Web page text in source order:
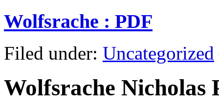
Wolfsrache : PDF
Filed under: Uncategorized
Wolfsrache Nicholas